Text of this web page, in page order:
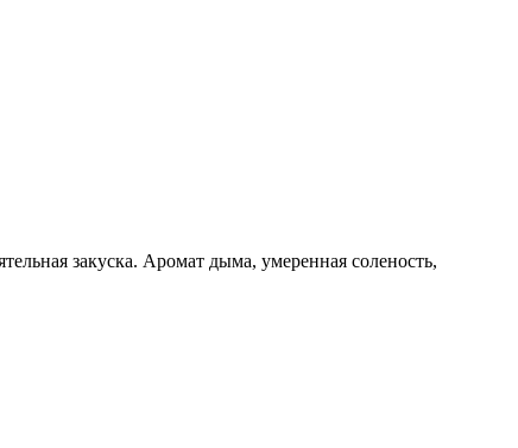
закуска. Аромат дыма, умеренная соленость,